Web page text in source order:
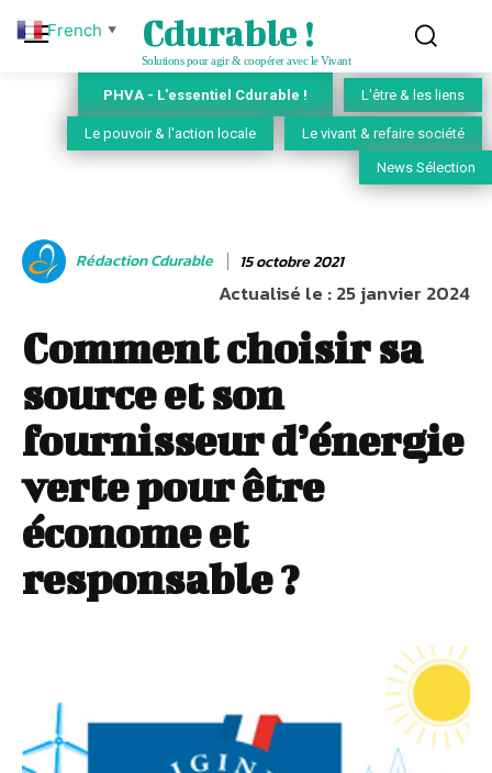
Cdurable !
Solutions pour agir & coopérer avec le Vivant
PHVA - L'essentiel Cdurable ! L'être & les liens
Le pouvoir & l'action locale Le vivant & refaire société
News Sélection
Rédaction Cdurable 15 octobre 2021
Actualisé le :25 janvier 2024
Comment choisir sa
source et son
fournisseur d’énergie
verte pour être
économe et
responsable ?
French ▼